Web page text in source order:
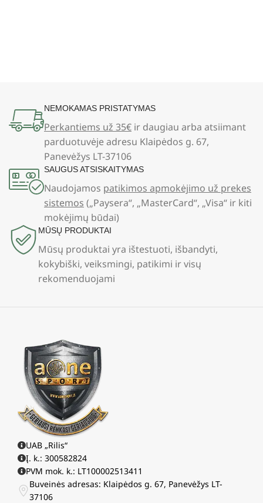
NEMOKAMAS PRISTATYMAS
Perkantiems už 35€ ir daugiau arba atsiimant
parduotuvėje adresu Klaipėdos g. 67,
Panevėžys LT-37106
SAUGUS ATSISKAITYMAS
Naudojamos patikimos apmokėjimo už prekes
sistemos („Paysera“, „MasterCard“, „Visa“ ir kiti
mokėjimų būdai)
MŪSŲ PRODUKTAI
Mūsų produktai yra ištestuoti, išbandyti,
kokybiški, veiksmingi, patikimi ir visų
rekomenduojami
UAB „Rilis“
Į. k.: 300582824
PVM mok. k.: LT100002513411
Buveinės adresas: Klaipėdos g. 67, Panevėžys LT-
37106